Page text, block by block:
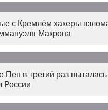
с Кремлём хакеры
Макрона
в третий раз пыталась
России